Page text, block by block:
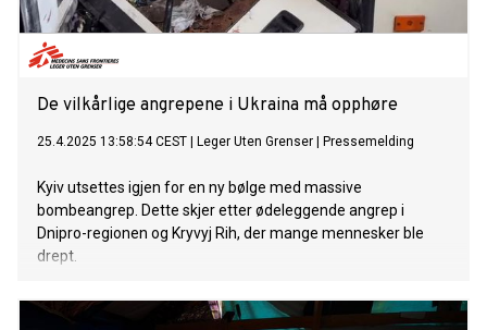
De vilkårlige angrepene i Ukraina må opphøre
25.4.2025 13:58:54 CEST Leger Uten Grenser Pressemelding
Kyiv utsettes igjen for en ny bølge med massive
bombeangrep. Dette skjer etter ødeleggende angrep i
Dnipro-regionen og Kryvyj Rih, der mange mennesker ble
drept.